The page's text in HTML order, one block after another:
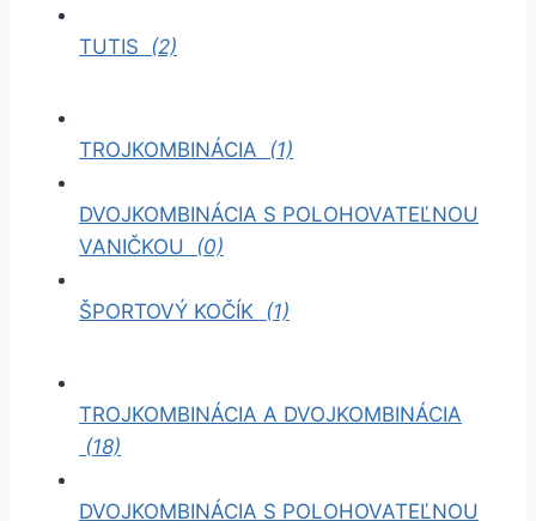
TUTIS (2)
TROJKOMBINÁCIA (1)
DVOJKOMBINÁCIA S POLOHOVATEĽNOU
VANIČKOU (0)
ŠPORTOVÝ KOČÍK (1)
TROJKOMBINÁCIA A DVOJKOMBINÁCIA
(18)
DVOJKOMBINÁCIA S POLOHOVATEĽNOU